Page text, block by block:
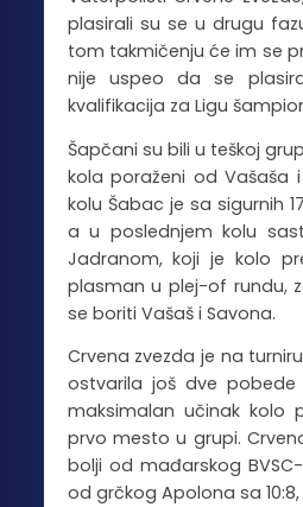
plasirali su se u drugu
tom takmičenju će im se
nije uspeo da se
kvalifikacija za Ligu
Šapčani su bili u teškoj
kola poraženi od Vašaša
kolu Šabac je sa sigurnih
a u poslednjem kolu
Jadranom, koji je kolo
plasman u plej-of rundu,
se boriti Vašaš i Savona.
Crvena zvezda je na
ostvarila još dve
maksimalan učinak kolo
prvo mesto u grupi.
bolji od mađarskog
od grčkog Apolona sa